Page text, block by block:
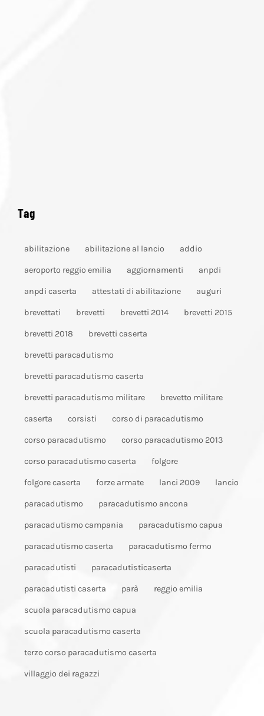
Tag
abilitazione abilitazione al lancio addio
aeroporto reggio emilia aggiornamenti anpdi
anpdi caserta attestati di abilitazione auguri
brevettati brevetti brevetti 2014 brevetti 2015
brevetti 2018 brevetti caserta
brevetti paracadutismo
brevetti paracadutismo caserta
brevetti paracadutismo militare brevetto militare
caserta corsisti corso di paracadutismo
corso paracadutismo corso paracadutismo 2013
corso paracadutismo caserta folgore
folgore caserta forze armate lanci 2009 lancio
paracadutismo paracadutismo ancona
paracadutismo campania paracadutismo capua
paracadutismo caserta paracadutismo fermo
paracadutisti paracadutisticaserta
paracadutisti caserta parà reggio emilia
scuola paracadutismo capua
scuola paracadutismo caserta
terzo corso paracadutismo caserta
villaggio dei ragazzi